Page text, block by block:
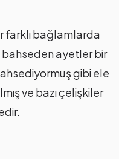
farklı bağlamlarda
bahseden ayetler bir
gibi ele
ve bazı çelişkiler